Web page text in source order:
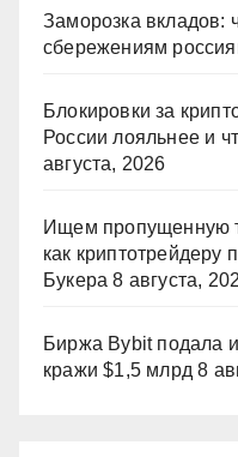
Заморозка вкладов:
сбережениям
Блокировки за
России лояльнее и
августа, 2026
Ищем пропущенную
как криптотрейдеру
Букера 8 августа,
Биржа Bybit подала
кражи $1,5 млрд 8